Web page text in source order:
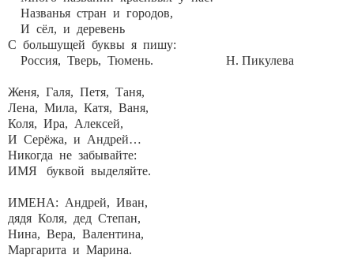
Названья стран и городов,
И сёл, и деревень
С большущей буквы я пишу:
Россия, Тверь, Тюмень. Н. Пикулева
Женя, Галя, Петя, Таня,
Лена, Мила, Катя, Ваня,
Коля, Ира, Алексей,
И Серёжа, и Андрей…
Никогда не забывайте:
ИМЯ буквой выделяйте.
ИМЕНА: Андрей, Иван,
дядя Коля, дед Степан,
Нина, Вера, Валентина,
Маргарита и Марина.